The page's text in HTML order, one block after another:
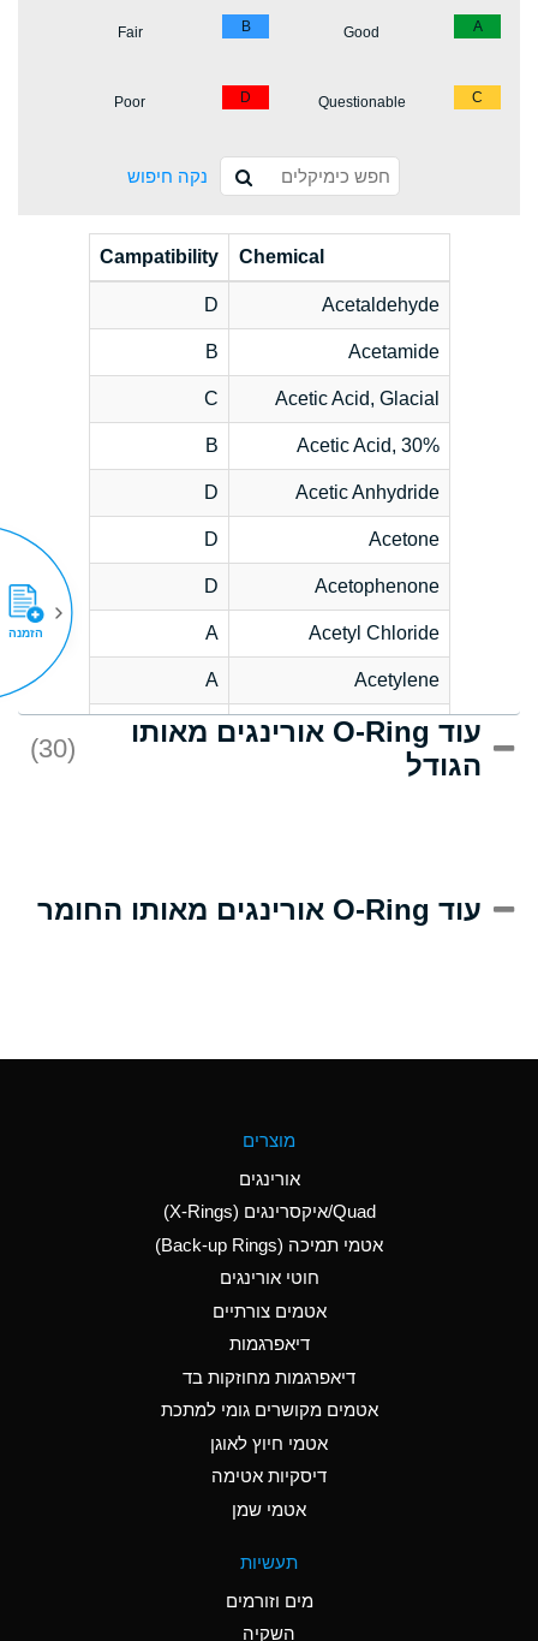
A
Good
B
Fair
C
Questionable
D
Poor
נקה חיפוש
Chemical
Campatibility
Acetaldehyde
D
Acetamide
B
Acetic Acid, Glacial
C
Acetic Acid, 30%
B
Acetic Anhydride
D
Acetone
D
Acetophenone
D
Acetyl Chloride
A
Acetylene
A
Acrlylonitrile
C
Adipic Acid
(Aqueous)
Aluminum Nitrate
(Aqueous)
Aluminum Phosphate
Ammonia Anhydrous
D
Ammonia Gas (cold)
D
Ammonia Gas (hot)
עוד O-Ring אורינגים מאותו
הגודל
(30)
עוד O-Ring אורינגים מאותו החומר
מוצרים
אורינגים
Quad/איקסרינגים (X-Rings)
אטמי תמיכה (Back-up Rings)
חוטי אורינגים
אטמים צורתיים
דיאפרגמות
דיאפרגמות מחוזקות בד
אטמים מקושרים גומי למתכת
אטמי חיוץ לאוגן
דיסקיות אטימה
אטמי שמן
תעשיות
מים וזורמים
השקיה
הזמנה